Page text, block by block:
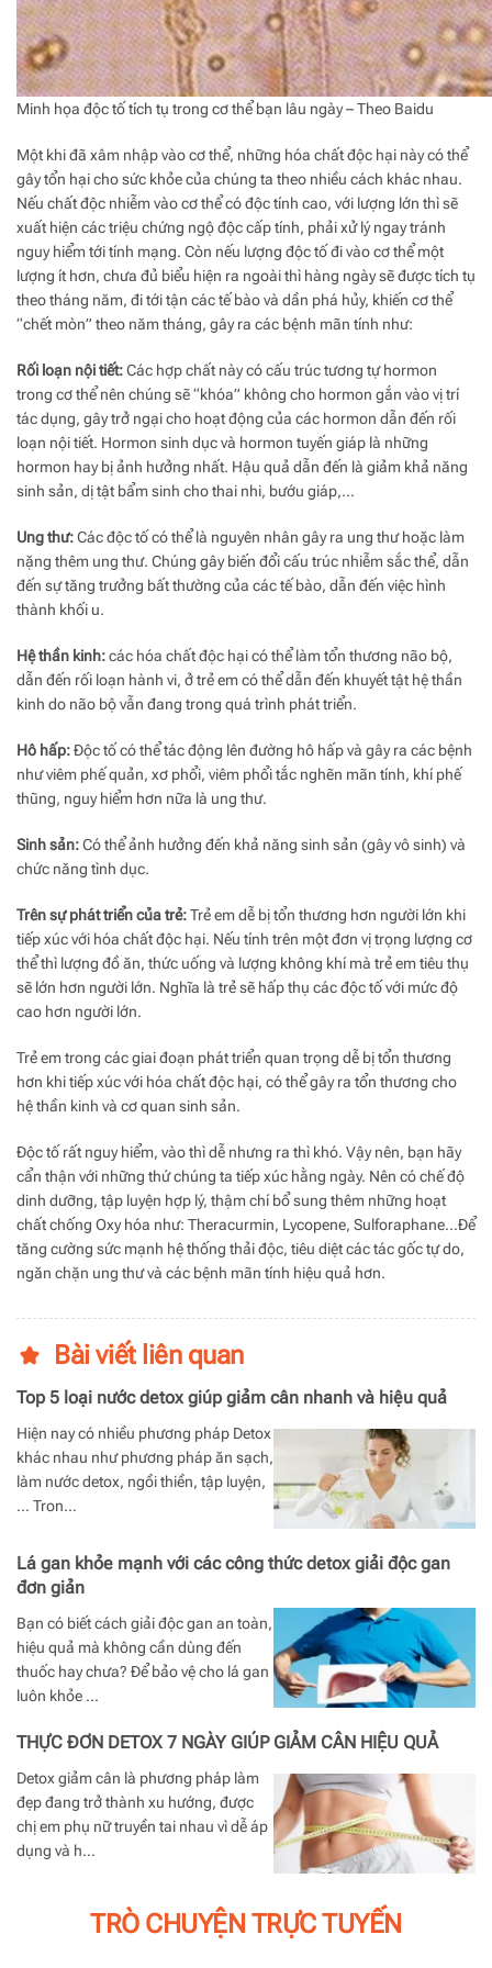
Minh họa độc tố tích tụ trong cơ thể bạn lâu ngày – Theo Baidu
Một khi đã xâm nhập vào cơ thể, những hóa chất độc hại này có thể
gây tổn hại cho sức khỏe của chúng ta theo nhiều cách khác nhau.
Nếu chất độc nhiễm vào cơ thể có độc tính cao, với lượng lớn thì sẽ
xuất hiện các triệu chứng ngộ độc cấp tính, phải xử lý ngay tránh
nguy hiểm tới tính mạng. Còn nếu lượng độc tố đi vào cơ thể một
lượng ít hơn, chưa đủ biểu hiện ra ngoài thì hàng ngày sẽ được tích tụ
theo tháng năm, đi tới tận các tế bào và dần phá hủy, khiến cơ thể
“chết mòn” theo năm tháng, gây ra các bệnh mãn tính như:
Rối loạn nội tiết:Các hợp chất này có cấu trúc tương tự hormon
trong cơ thể nên chúng sẽ “khóa” không cho hormon gắn vào vị trí
tác dụng, gây trở ngại cho hoạt động của các hormon dẫn đến rối
loạn nội tiết. Hormon sinh dục và hormon tuyến giáp là những
hormon hay bị ảnh hưởng nhất. Hậu quả dẫn đến là giảm khả năng
sinh sản, dị tật bẩm sinh cho thai nhi, bướu giáp,…
Ung thư:Các độc tố có thể là nguyên nhân gây ra ung thư hoặc làm
nặng thêm ung thư. Chúng gây biến đổi cấu trúc nhiễm sắc thể, dẫn
đến sự tăng trưởng bất thường của các tế bào, dẫn đến việc hình
thành khối u.
Hệ thần kinh:các hóa chất độc hại có thể làm tổn thương não bộ,
dẫn đến rối loạn hành vi, ở trẻ em có thể dẫn đến khuyết tật hệ thần
kinh do não bộ vẫn đang trong quá trình phát triển.
Hô hấp:Độc tố có thể tác động lên đường hô hấp và gây ra các bệnh
như viêm phế quản, xơ phổi, viêm phổi tắc nghẽn mãn tính, khí phế
thũng, nguy hiểm hơn nữa là ung thư.
Sinh sản:Có thể ảnh hưởng đến khả năng sinh sản (gây vô sinh) và
chức năng tình dục.
Trên sự phát triển của trẻ:Trẻ em dễ bị tổn thương hơn người lớn khi
tiếp xúc với hóa chất độc hại. Nếu tính trên một đơn vị trọng lượng cơ
thể thì lượng đồ ăn, thức uống và lượng không khí mà trẻ em tiêu thụ
sẽ lớn hơn người lớn. Nghĩa là trẻ sẽ hấp thụ các độc tố với mức độ
cao hơn người lớn.
Trẻ em trong các giai đoạn phát triển quan trọng dễ bị tổn thương
hơn khi tiếp xúc với hóa chất độc hại, có thể gây ra tổn thương cho
hệ thần kinh và cơ quan sinh sản.
Độc tố rất nguy hiểm, vào thì dễ nhưng ra thì khó. Vậy nên, bạn hãy
cẩn thận với những thứ chúng ta tiếp xúc hằng ngày. Nên có chế độ
dinh dưỡng, tập luyện hợp lý, thậm chí bổ sung thêm những hoạt
chất chống Oxy hóa như: Theracurmin, Lycopene, Sulforaphane…Để
tăng cường sức mạnh hệ thống thải độc, tiêu diệt các tác gốc tự do,
ngăn chặn ung thư và các bệnh mãn tính hiệu quả hơn.
Bài viết liên quan
Top 5 loại nước detox giúp giảm cân nhanh và hiệu quả
Hiện nay có nhiều phương pháp Detox
khác nhau như phương pháp ăn sạch,
làm nước detox, ngồi thiền, tập luyện,
… Tron…
Lá gan khỏe mạnh với các công thức detox giải độc gan
đơn giản
Bạn có biết cách giải độc gan an toàn,
hiệu quả mà không cần dùng đến
thuốc hay chưa? Để bảo vệ cho lá gan
luôn khỏe …
THỰC ĐƠN DETOX 7 NGÀY GIÚP GIẢM CÂN HIỆU QUẢ
Detox giảm cân là phương pháp làm
đẹp đang trở thành xu hướng, được
chị em phụ nữ truyền tai nhau vì dễ áp
dụng và h…
TRÒ CHUYỆN TRỰC TUYẾN